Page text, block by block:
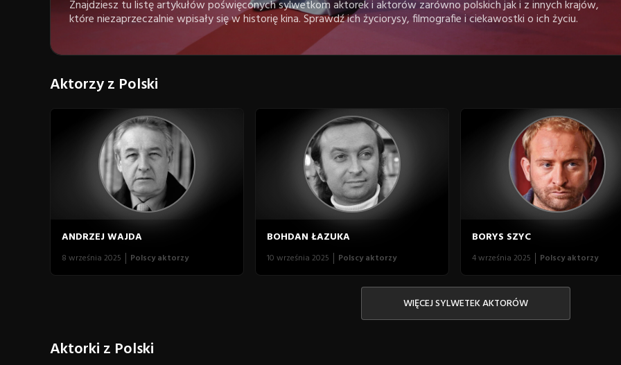
Znajdziesz tu listę artykułów poświęconych sylwetkom aktorek i aktorów zarówno polskich jak i z innych krajów,
które niezaprzeczalnie wpisały się w historię kina. Sprawdź ich życiorysy, filmografie i ciekawostki o ich życiu.
Aktorzy z Polski
ANDRZEJ WAJDA
8 września 2025 Polscy aktorzy
BOHDAN ŁAZUKA
10 września 2025 Polscy aktorzy
BORYS SZYC
4 września 2025 Polscy aktorzy
WIĘCEJ SYLWETEK AKTORÓW
Aktorki z Polski